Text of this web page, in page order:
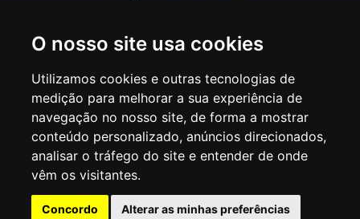
O nosso site usa cookies
Utilizamos cookies e outras tecnologias de
medição para melhorar a sua experiência de
navegação no nosso site, de forma a mostrar
conteúdo personalizado, anúncios direcionados,
analisar o tráfego do site e entender de onde
vêm os visitantes.
Concordo Alterar as minhas preferências
SECRETARIA DE EDUCAÇÃO
Rua Claudino Barbosa, 313 - Macedo - Guarulhos/SP CEP 07113-040
Central de Atendimento: *55 11 2475-7300